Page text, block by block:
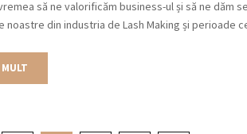
să ne valorificăm business-ul și să ne
noastre din industria de Lash Making și perioade